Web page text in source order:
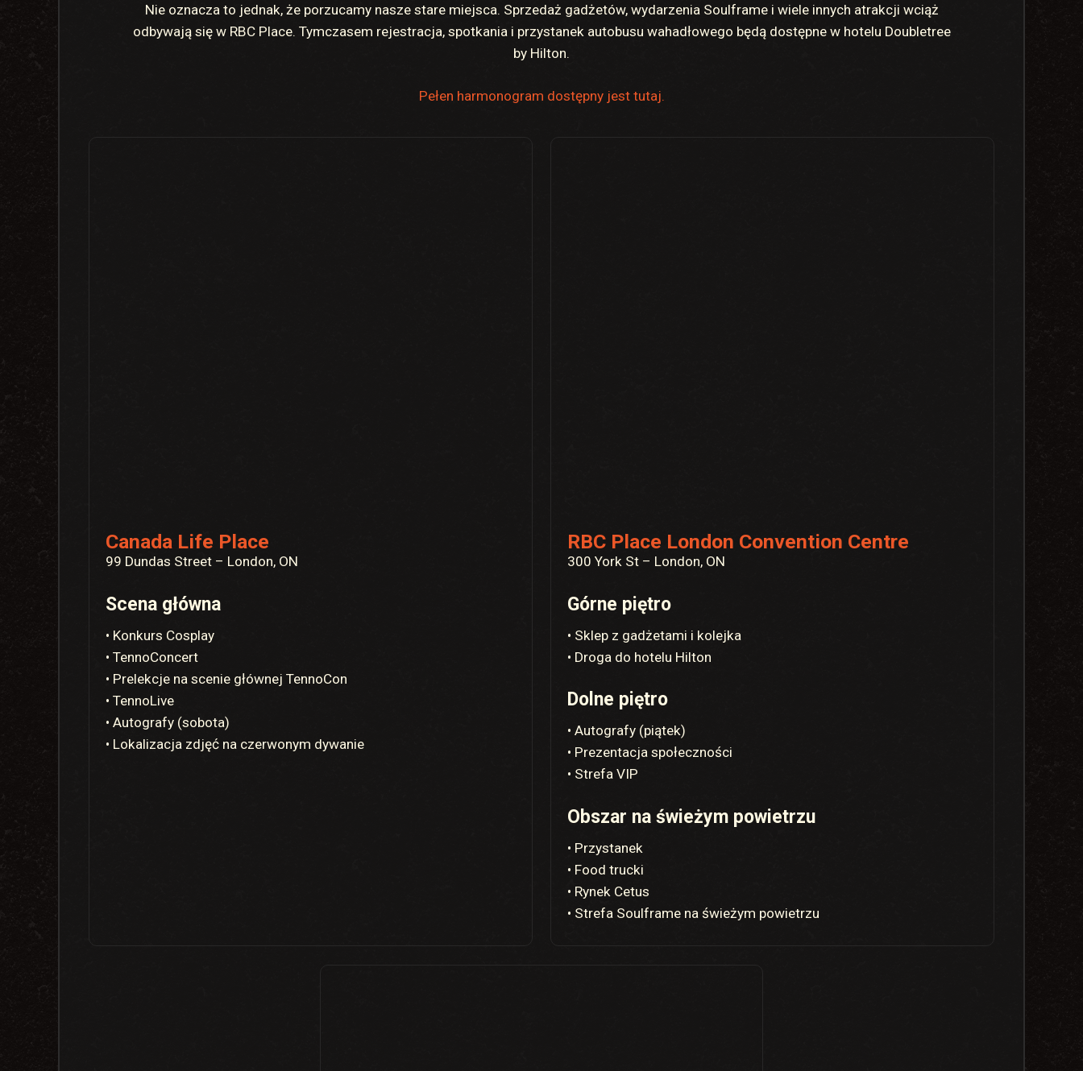
Nie oznacza to jednak, że porzucamy nasze stare miejsca. Sprzedaż gadżetów, wydarzenia Soulframe i wiele innych atrakcji wciąż
odbywają się w RBC Place. Tymczasem rejestracja, spotkania i przystanek autobusu wahadłowego będą dostępne w hotelu Doubletree
by Hilton.
Pełen harmonogram dostępny jest tutaj.
Canada Life Place
99 Dundas Street – London, ON
Scena główna
• Konkurs Cosplay
• TennoConcert
• Prelekcje na scenie głównej TennoCon
• TennoLive
• Autografy (sobota)
• Lokalizacja zdjęć na czerwonym dywanie
RBC Place London Convention Centre
300 York St – London, ON
Górne piętro
• Sklep z gadżetami i kolejka
• Droga do hotelu Hilton
Dolne piętro
• Autografy (piątek)
• Prezentacja społeczności
• Strefa VIP
Obszar na świeżym powietrzu
• Przystanek
• Food trucki
• Rynek Cetus
• Strefa Soulframe na świeżym powietrzu